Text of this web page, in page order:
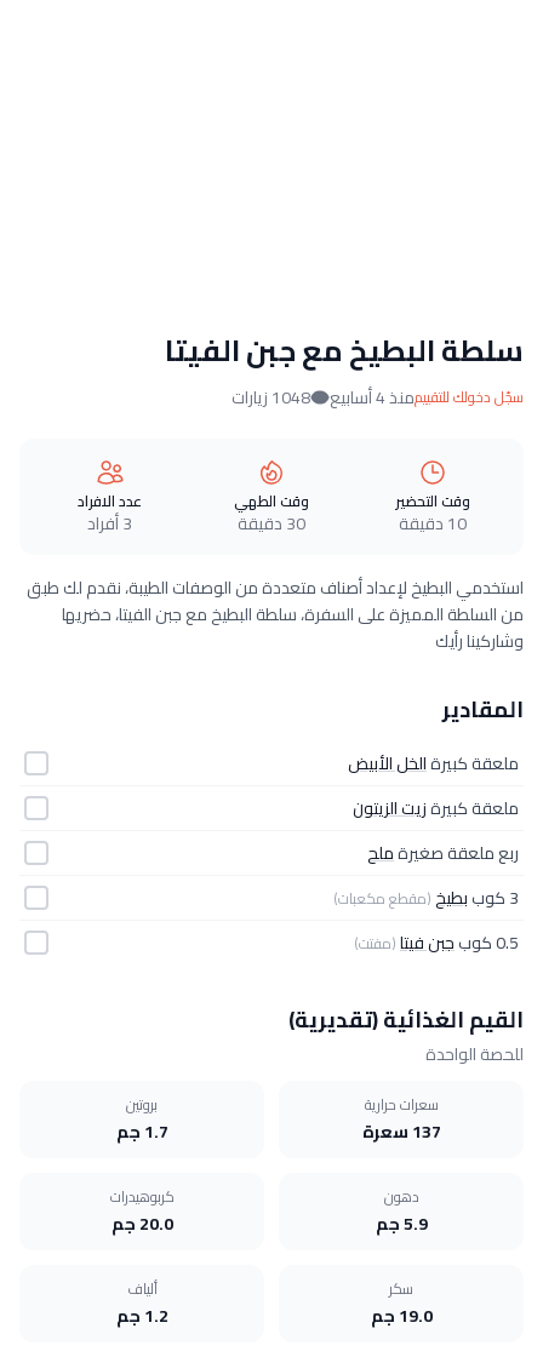
سلطة البطيخ مع جبن الفيتا
سجّل دخولك للتقييممنذ 4 أسابيع 1048 زيارات
وقت التحضير
10 دقيقة
وقت الطهي
30 دقيقة
عدد الافراد
3 أفراد
استخدمي البطيخ لإعداد أصناف متعددة من الوصفات الطيبة، نقدم لك طبق
من السلطة المميزة على السفرة، سلطة البطيخ مع جبن الفيتا، حضريها
وشاركينا رأيك
المقادير
ملعقة كبيرةالخل الأبيض
ملعقة كبيرةزيت الزيتون
ربع ملعقة صغيرةملح
3 كوب
بطيخ(مقطع مكعبات)
0.5 كوب جبن فيتا(مفتت)
القيم الغذائية (تقديرية)
للحصة الواحدة
سعرات حرارية
137 سعرة
بروتين
1.7 جم
دهون
5.9 جم
كربوهيدرات
20.0 جم
سكر
19.0 جم
ألياف
1.2 جم